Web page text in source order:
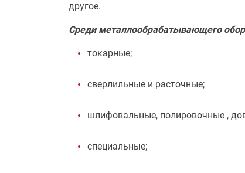
другое.
Среди металлообрабатывающего
токарные;
сверлильные и расточные;
шлифовальные, полировочные ,
специальные;